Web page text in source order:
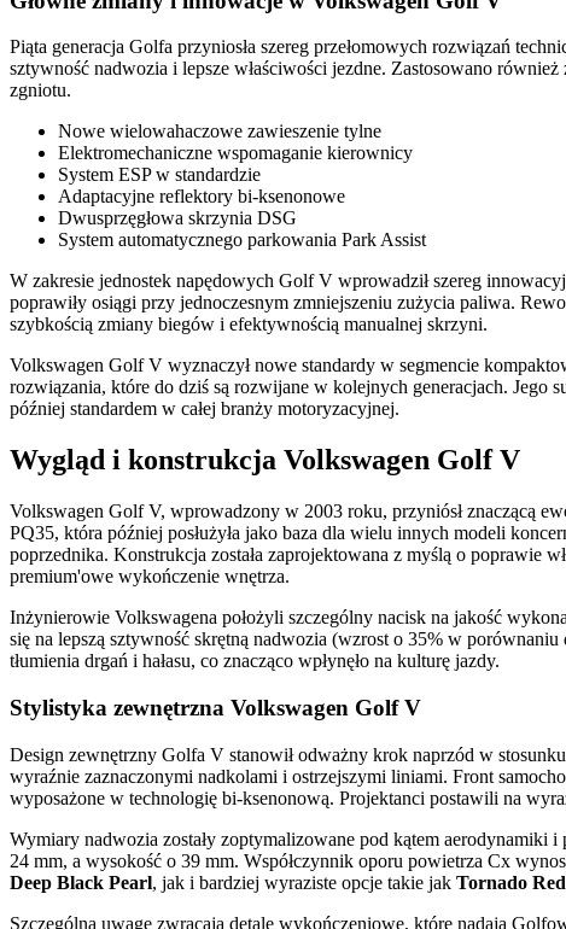
Piąta generacja Golfa przyniosła szereg przełomowych rozwiązań
sztywność nadwozia i lepsze właściwości jezdne. Zastosowano
zgniotu.
Nowe wielowahaczowe zawieszenie tylne
Elektromechaniczne wspomaganie kierownicy
System ESP w standardzie
Adaptacyjne reflektory bi-ksenonowe
Dwusprzęgłowa skrzynia DSG
System automatycznego parkowania Park Assist
W zakresie jednostek napędowych Golf V wprowadził szereg
poprawiły osiągi przy jednoczesnym zmniejszeniu zużycia paliwa.
szybkością zmiany biegów i efektywnością manualnej skrzyni.
Volkswagen Golf V wyznaczył nowe standardy w segmencie
rozwiązania, które do dziś są rozwijane w kolejnych generacjach. Jego
później standardem w całej branży motoryzacyjnej.
Wygląd i konstrukcja Volkswagen Golf V
Volkswagen Golf V, wprowadzony w 2003 roku, przyniósł znaczącą
PQ35, która później posłużyła jako baza dla wielu innych modeli
poprzednika. Konstrukcja została zaprojektowana z myślą o poprawie
premium'owe wykończenie wnętrza.
Inżynierowie Volkswagena położyli szczególny nacisk na jakość
się na lepszą sztywność skrętną nadwozia (wzrost o 35% w
tłumienia drgań i hałasu, co znacząco wpłynęło na kulturę jazdy.
Stylistyka zewnętrzna Volkswagen Golf V
Design zewnętrzny Golfa V stanowił odważny krok naprzód w
wyraźnie zaznaczonymi nadkolami i ostrzejszymi liniami. Front
wyposażone w technologię bi-ksenonową. Projektanci postawili na
Wymiary nadwozia zostały zoptymalizowane pod kątem aerodynamiki
24 mm, a wysokość o 39 mm. Współczynnik oporu powietrza Cx
Deep Black Pearl, jak i bardziej wyraziste opcje takie jak Tornado Red
Szczególną uwagę zwracają detale wykończeniowe, które nadają